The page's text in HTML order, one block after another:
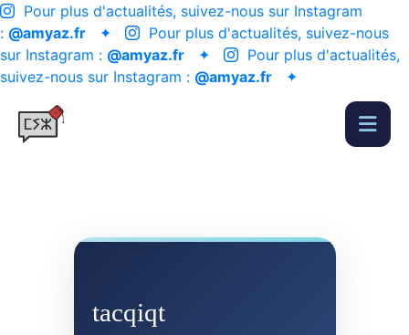
Pour plus d'actualités, suivez-nous sur Instagram
: @amyaz.fr ✦
Pour plus d'actualités, suivez-nous
sur Instagram : @amyaz.fr ✦
Pour plus d'actualités,
suivez-nous sur Instagram : @amyaz.fr ✦
tacqiqt